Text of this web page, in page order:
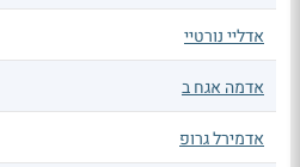
אדליי נורטיי
אדמה אגח ב
אדמירל גרופ